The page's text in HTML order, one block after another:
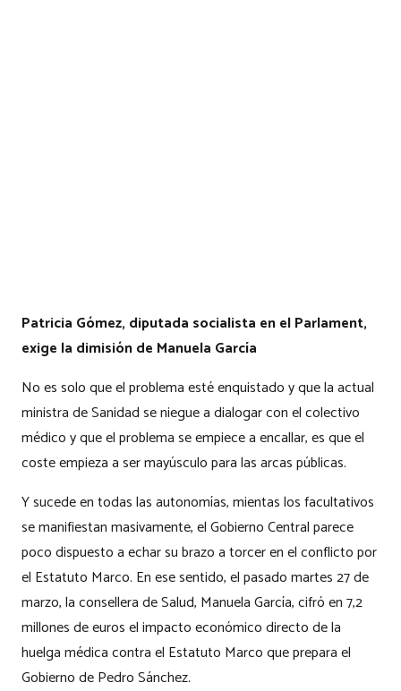
Patricia Gómez, diputada socialista en el Parlament,
exige la dimisión de Manuela García
No es solo que el problema esté enquistado y que la actual
ministra de Sanidad se niegue a dialogar con el colectivo
médico y que el problema se empiece a encallar, es que el
coste empieza a ser mayúsculo para las arcas públicas.
Y sucede en todas las autonomías, mientas los facultativos
se manifiestan masivamente, el Gobierno Central parece
poco dispuesto a echar su brazo a torcer en el conflicto por
el Estatuto Marco. En ese sentido, el pasado martes 27 de
marzo, la consellera de Salud, Manuela García, cifró en 7,2
millones de euros el impacto económico directo de la
huelga médica contra el Estatuto Marco que prepara el
Gobierno de Pedro Sánchez.